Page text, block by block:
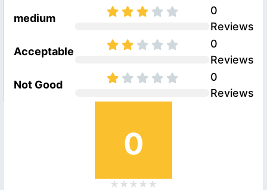
medium
0
Reviews
Acceptable
0
Reviews
Not Good
0
Reviews
0